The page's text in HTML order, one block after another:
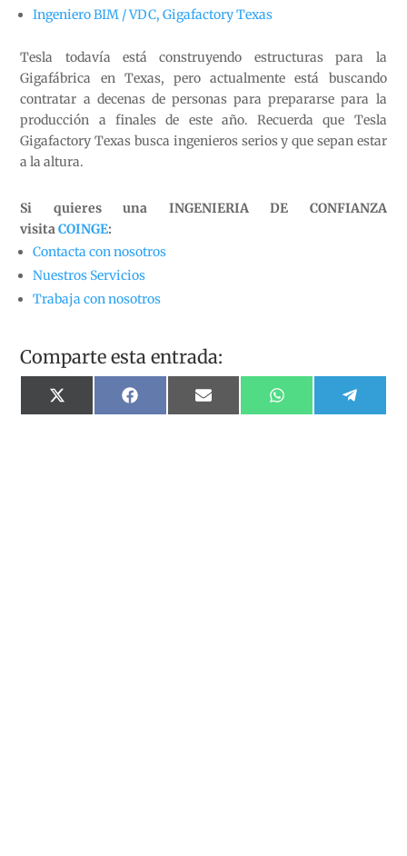
Ingeniero BIM / VDC, Gigafactory Texas
Tesla todavía está construyendo estructuras para la
Gigafábrica en Texas, pero actualmente está buscando
contratar a decenas de personas para prepararse para la
producción a finales de este año. Recuerda que Tesla
Gigafactory Texas busca ingenieros serios y que sepan estar
a la altura.
Si quieres una INGENIERIA DE CONFIANZA
visitaCOINGE:
Contacta con nosotros
Nuestros Servicios
Trabaja con nosotros
Comparte esta entrada:
Compartir
en
X
(Twitter)
Compartir
en
Facebook Compartir
en
Email Compartir
en
WhatsApp
en